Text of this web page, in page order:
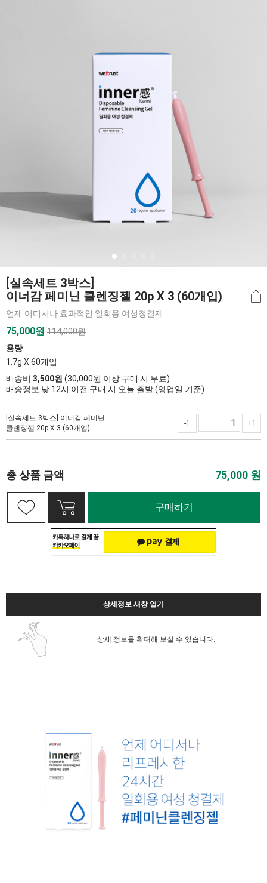
[실속세트 3박스]
이너감 페미닌 클렌징젤 20p X 3 (60개입)
언제 어디서나 효과적인 일회용 여성청결제
75,000원 114,000원
용량
1.7g X 60개입
배송비 3,500원 (30,000원 이상 구매 시 무료)
배송정보 낮 12시 이전 구매 시 오늘 출발 (영업일 기준)
[실속세트 3박스] 이너감 페미닌
클렌징젤 20p X 3 (60개입)
+1
-1
총 상품 금액 75,000 원
구매하기
상세정보 새창 열기
상세 정보를 확대해 보실 수 있습니다.